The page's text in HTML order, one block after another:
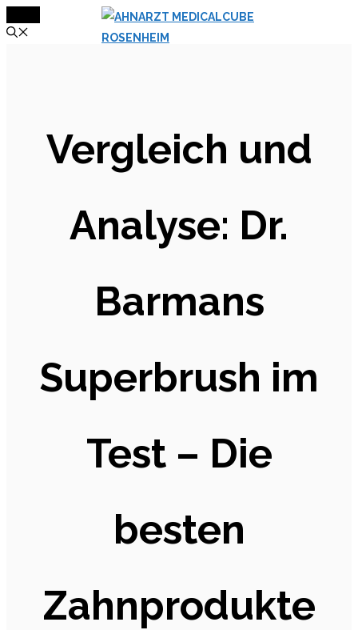
Inhalt
Vergleich und
Analyse: Dr.
Barmans
Superbrush im
Test – Die
besten
Zahnprodukte